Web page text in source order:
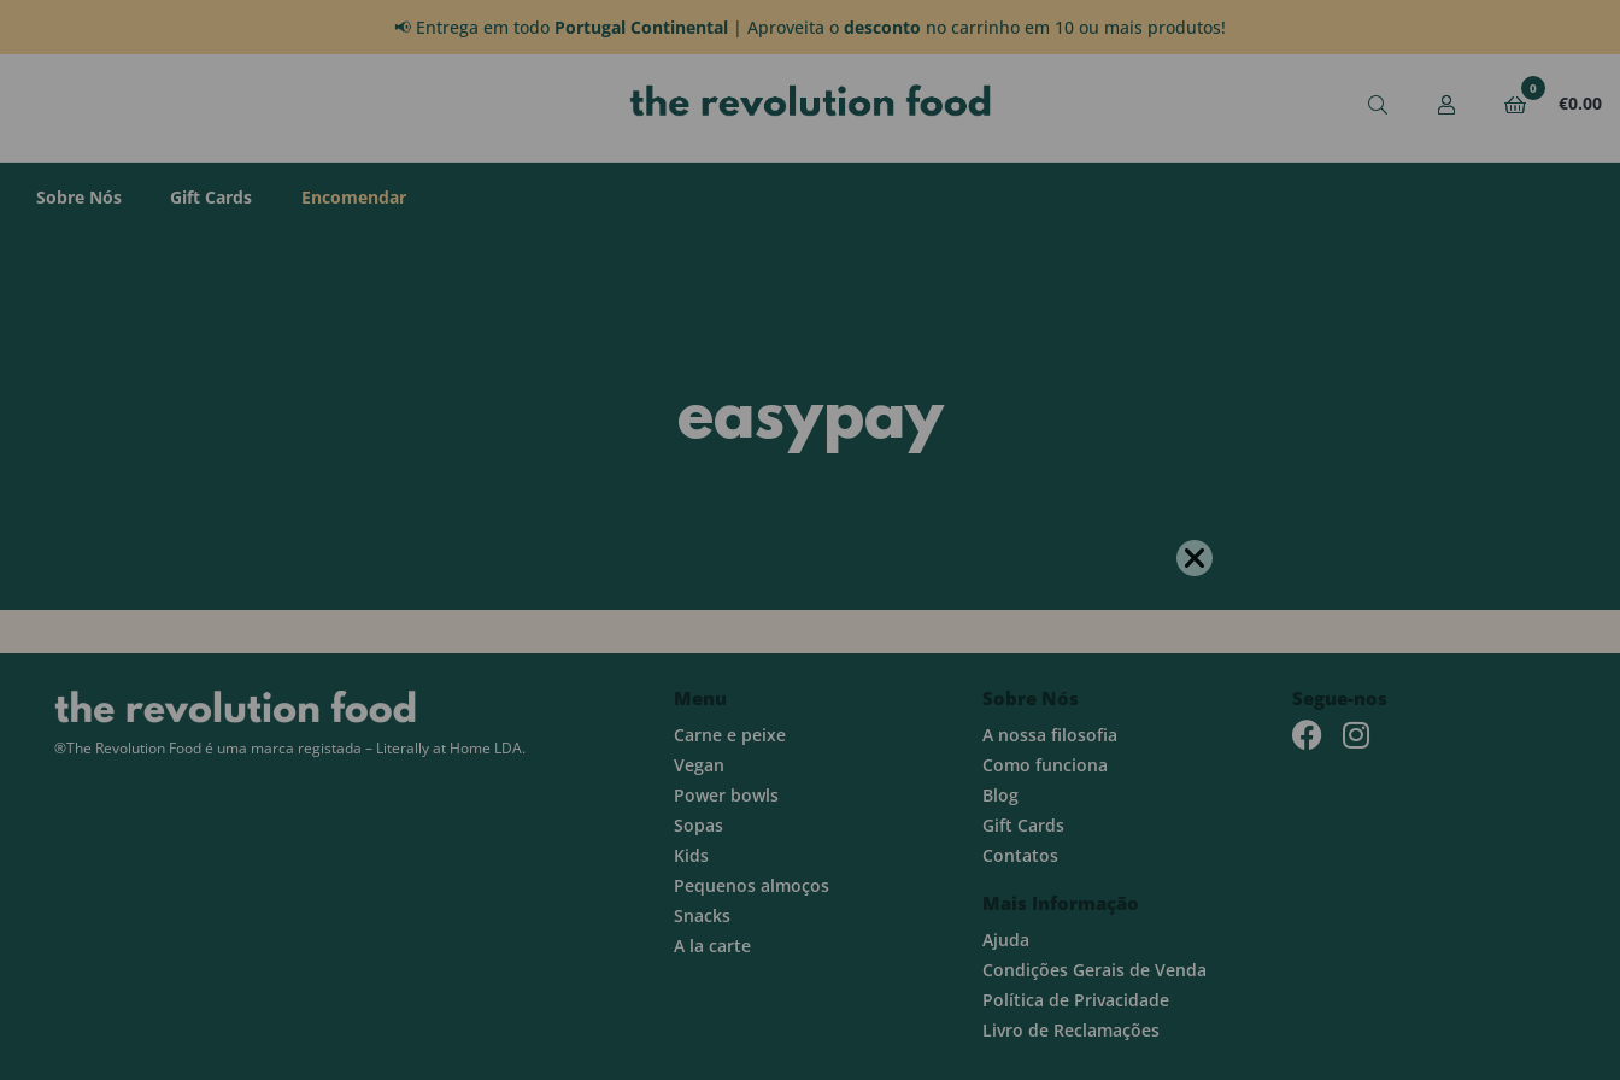
📢 Entrega em todo Portugal Continental | Aproveita o desconto no carrinho em 10 ou mais produtos!
0
€0.00
Sobre Nós Gift Cards Encomendar
easypay
®The Revolution Food é uma marca registada – Literally at Home LDA.
Menu
Carne e peixe
Vegan
Power bowls
Sopas
Kids
Pequenos almoços
Snacks
A la carte
Sobre Nós
A nossa filosofia
Como funciona
Blog
Gift Cards
Contatos
Mais Informação
Ajuda
Condições Gerais de Venda
Política de Privacidade
Livro de Reclamações
Segue-nos